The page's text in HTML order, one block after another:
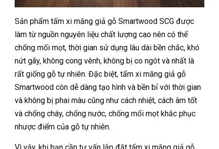
Sản phẩm tấm xi măng giả gỗ Smartwood SCG được
làm từ nguồn nguyên liệu chất lượng cao nên có thể
chống mối mọt, thời gian sử dụng lâu dài bền chắc, khó
nứt gãy, không cong vênh, không bị co ngót và nhất là
rất giống gỗ tự nhiên. Đặc biệt, tấm xi măng giả gỗ
Smartwood còn dễ dàng tạo hình và bền bỉ với thời gian
và không bị phai màu cũng như cách nhiệt, cách âm tốt
và chống cháy, chống nước, chống mối mọt khắc phục
nhược điểm của gỗ tự nhiên.
Vì vậy, khi bạn cần tư vấn lắp đặt tấm xi măng giả gỗ